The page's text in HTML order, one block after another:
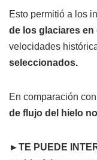
Esto permitió a los
de los glaciares
velocidades
seleccionados.
En comparación
de flujo del hielo
►TE PUEDE